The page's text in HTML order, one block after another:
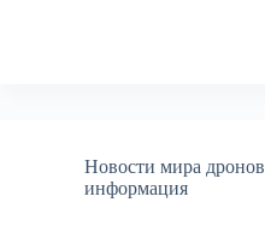
Новости мира дронов
информация